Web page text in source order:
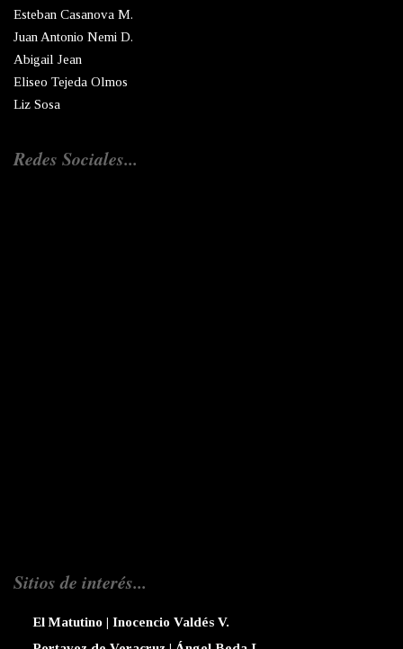
Esteban Casanova M.
Juan Antonio Nemi D.
Abigail Jean
Eliseo Tejeda Olmos
Liz Sosa
Redes Sociales...
Sitios de interés...
El Matutino | Inocencio Valdés V.